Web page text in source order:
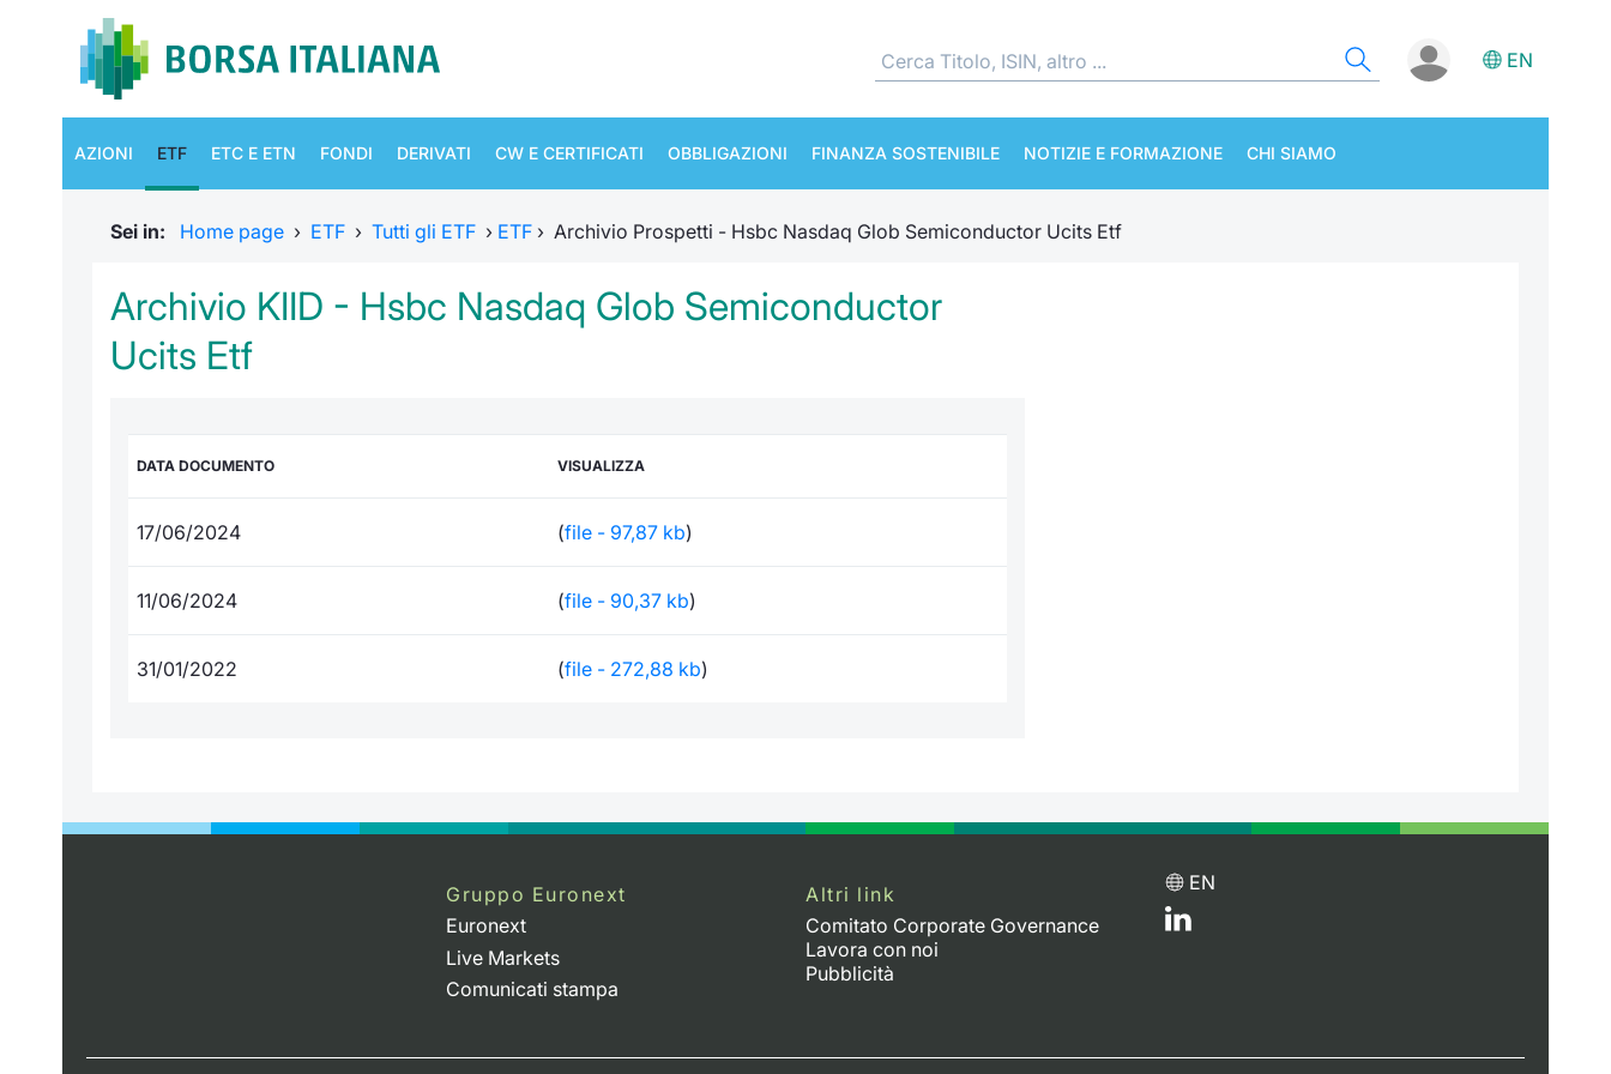
EN
AZIONI ETF ETC E ETN FONDI DERIVATI CW E CERTIFICATI OBBLIGAZIONI FINANZA SOSTENIBILE NOTIZIE E FORMAZIONE CHI SIAMO
Sei in: Home page › ETF › Tutti gli ETF › ETF › Archivio Prospetti - Hsbc Nasdaq Glob Semiconductor Ucits Etf
Archivio KIID - Hsbc Nasdaq Glob Semiconductor
Ucits Etf
DATA DOCUMENTO VISUALIZZA
17/06/2024 (file - 97,87 kb)
11/06/2024 (file - 90,37 kb)
31/01/2022 (file - 272,88 kb)
Gruppo Euronext
Euronext
Live Markets
Comunicati stampa
Altri link
Comitato Corporate Governance
Lavora con noi
Pubblicità
EN